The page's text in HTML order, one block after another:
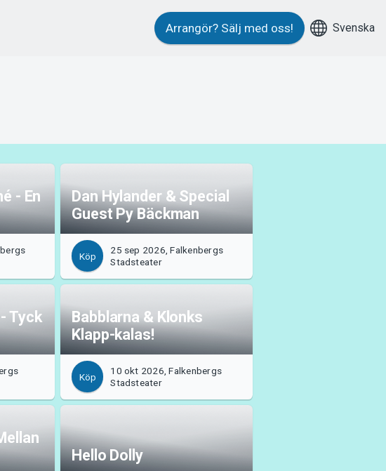
Arrangör? Sälj med oss! Svenska
- En
Dan Hylander & Special
Guest Py Bäckman
Köp
25 sep 2026, Falkenbergs
Stadsteater
Tyck
Babblarna & Klonks
Klapp-kalas!
Köp
10 okt 2026, Falkenbergs
Stadsteater
Hello Dolly